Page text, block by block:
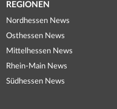
REGIONEN
Nordhessen News
Osthessen News
Mittelhessen News
Rhein-Main News
Südhessen News